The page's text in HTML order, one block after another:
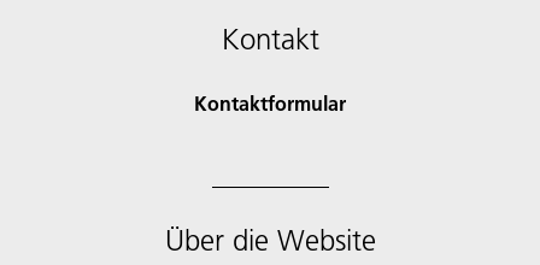
Kontakt
Kontaktformular
Über die Website